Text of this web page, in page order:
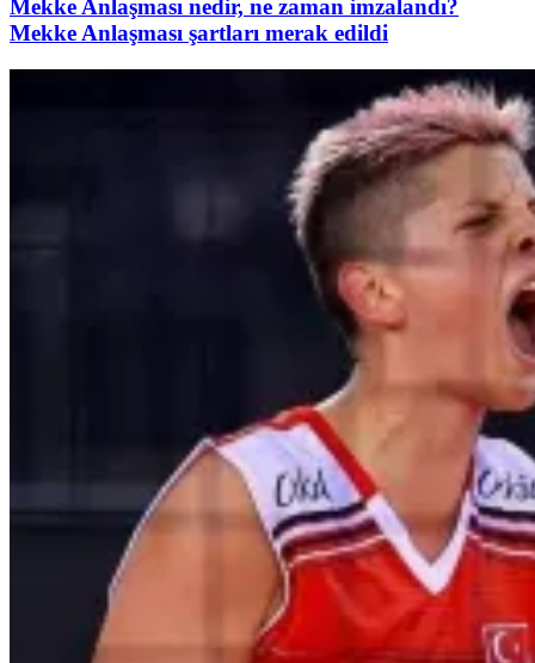
Mekke Anlaşması nedir, ne zaman imzalandı?
Mekke Anlaşması şartları merak edildi